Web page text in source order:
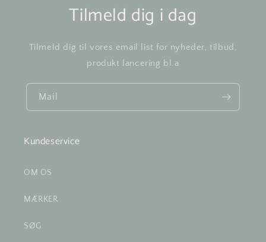
Tilmeld dig i dag
Tilmeld dig til vores email list for nyheder, tilbud,
produkt lancering bl.a
Mail
Kundeservice
OM OS
MÆRKER
SØG